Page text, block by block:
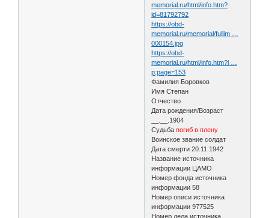
memorial.ru/html/info.htm?
id=81792792
https://obd-
memorial.ru/memorial/fullim …
000154.jpg
https://obd-
memorial.ru/html/info.htm?i …
p;page=153
Фамилия Боровков
Имя Степан
Отчество
Дата рождения/Возраст
__.__.1904
Судьбапогиб в плену
Воинское звание солдат
Дата смерти 20.11.1942
Название источника
информации ЦАМО
Номер фонда источника
информации 58
Номер описи источника
информации 977525
Номер дела источника